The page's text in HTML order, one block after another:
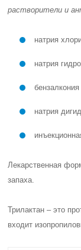
растворители и
натрия
натрия
натрия
Лекарственная
запаха.
Трилактан – это
входит